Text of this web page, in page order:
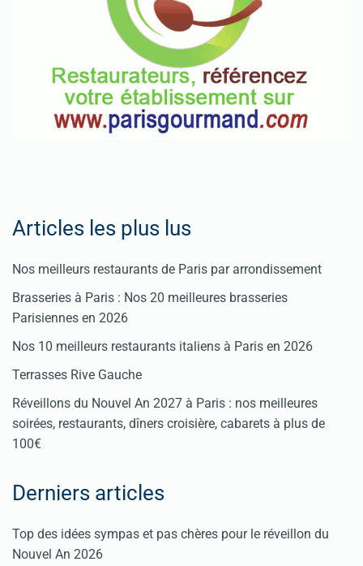
Articles les plus lus
Nos meilleurs restaurants de Paris par arrondissement
Brasseries à Paris : Nos 20 meilleures brasseries
Parisiennes en 2026
Nos 10 meilleurs restaurants italiens à Paris en 2026
Terrasses Rive Gauche
Réveillons du Nouvel An 2027 à Paris : nos meilleures
soirées, restaurants, dîners croisière, cabarets à plus de
100€
Derniers articles
Top des idées sympas et pas chères pour le réveillon du
Nouvel An 2026